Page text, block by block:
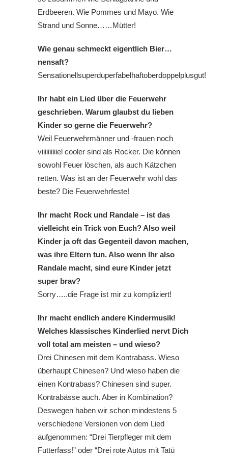
Erdbeeren. Wie Pommes und Mayo. Wie
Strand und Sonne……Mütter!
Wie genau schmeckt eigentlich Bier…
nensaft?
Sensationellsuperduperfabelhaftoberdoppelplusgut!
Ihr habt ein Lied über die Feuerwehr
geschrieben. Warum glaubst du lieben
Kinder so gerne die Feuerwehr?
Weil Feuerwehrmänner und -frauen noch
viiiiiiiiiiel cooler sind als Rocker. Die können
sowohl Feuer löschen, als auch Kätzchen
retten. Was ist an der Feuerwehr wohl das
beste? Die Feuerwehrfeste!
Ihr macht Rock und Randale – ist das
vielleicht ein Trick von Euch? Also weil
Kinder ja oft das Gegenteil davon machen,
was ihre Eltern tun. Also wenn Ihr also
Randale macht, sind eure Kinder jetzt
super brav?
Sorry…..die Frage ist mir zu kompliziert!
Ihr macht endlich andere Kindermusik!
Welches klassisches Kinderlied nervt Dich
voll total am meisten – und wieso?
Drei Chinesen mit dem Kontrabass. Wieso
überhaupt Chinesen? Und wieso haben die
einen Kontrabass? Chinesen sind super.
Kontrabässe auch. Aber in Kombination?
Deswegen haben wir schon mindestens 5
verschiedene Versionen von dem Lied
aufgenommen: “Drei Tierpfleger mit dem
Futterfass!” oder “Drei rote Autos mit Tatü